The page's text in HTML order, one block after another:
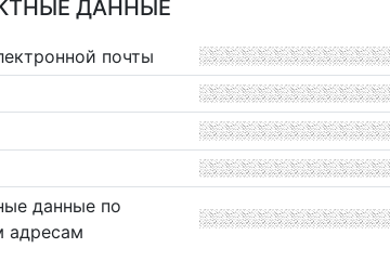
ДАННЫЕ
почты
данные по
адресам